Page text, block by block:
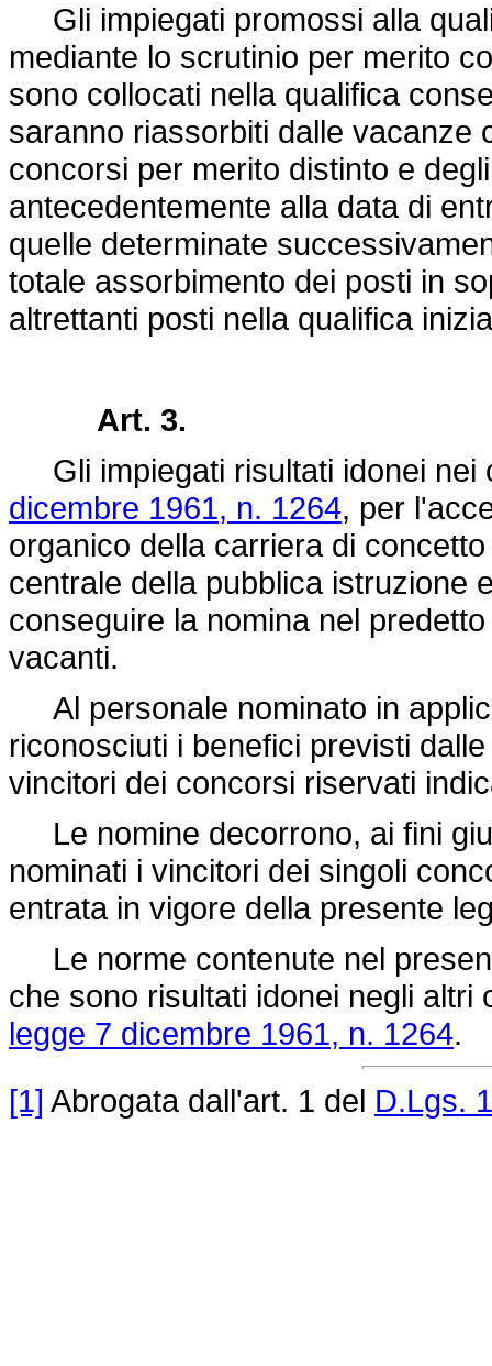
Gli impiegati promossi alla
mediante lo scrutinio per merito
sono collocati nella qualifica
saranno riassorbiti dalle vacanze
concorsi per merito distinto e
antecedentemente alla data di
quelle determinate
totale assorbimento dei posti in
altrettanti posti nella qualifica
Art. 3.
Gli impiegati risultati idonei nei
dicembre 1961, n. 1264, per
organico della carriera di
centrale della pubblica istruzione
conseguire la nomina nel
vacanti.
Al personale nominato in
riconosciuti i benefici previsti
vincitori dei concorsi riservati
Le nomine decorrono, ai fini
nominati i vincitori dei singoli
entrata in vigore della presente
Le norme contenute nel
che sono risultati idonei negli
legge 7 dicembre 1961, n. 1264.
[1] Abrogata dall'art. 1 del D.Lgs.